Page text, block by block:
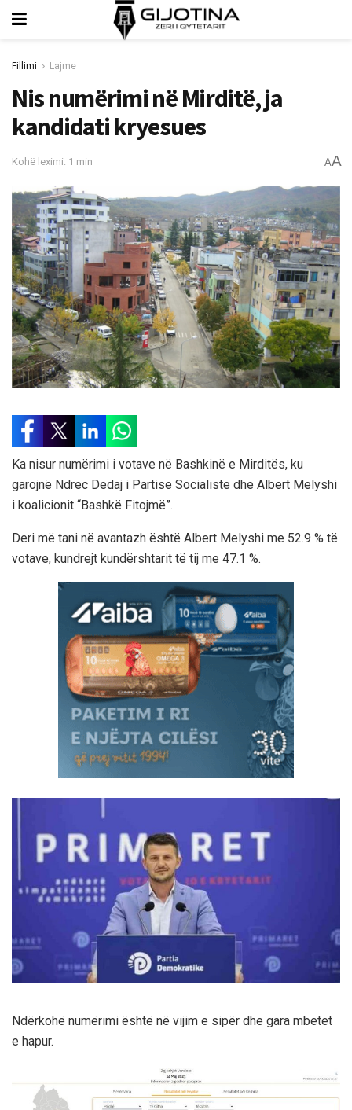
Fillimi Lajme
Nis numërimi në Mirditë, ja
kandidati kryesues
Kohë leximi: 1 min AA
Ka nisur numërimi i votave në Bashkinë e Mirditës, ku
garojnë Ndrec Dedaj i Partisë Socialiste dhe Albert Melyshi
i koalicionit “Bashkë Fitojmë”.
Deri më tani në avantazh është Albert Melyshi me 52.9 % të
votave, kundrejt kundërshtarit të tij me 47.1 %.
Ndërkohë numërimi është në vijim e sipër dhe gara mbetet
e hapur.